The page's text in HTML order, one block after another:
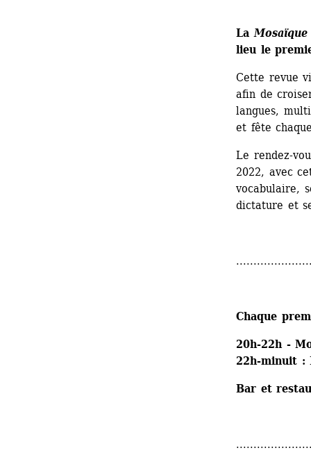
La
lieu le
Cette revue
afin de
langues,
et fête
Le rendez-
2022, avec
vocabulaire,
dictature et
Chaque
20h-22h -
22h-minuit :
Bar et